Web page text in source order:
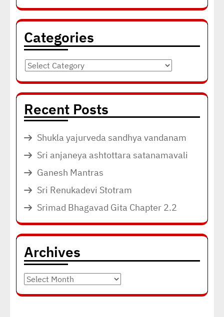
for:
Categories
Categories
Recent Posts
Shukla yajurveda sandhya vandanam
Sri anjaneya ashtottara satanamavali
Ganesh Mantras
Sri Renukadevi Stotram
Srimad Bhagavad Gita Chapter 2.2
Archives
Archives